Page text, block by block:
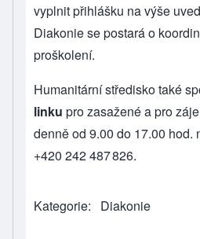
vyplnit přihlášku na výše
Diakonie se postará o
proškolení.
Humanitární středisko také
linku pro zasažené a pro
denně od 9.00 do 17.00 hod.
+420 242 487 826.
Kategorie Diakonie